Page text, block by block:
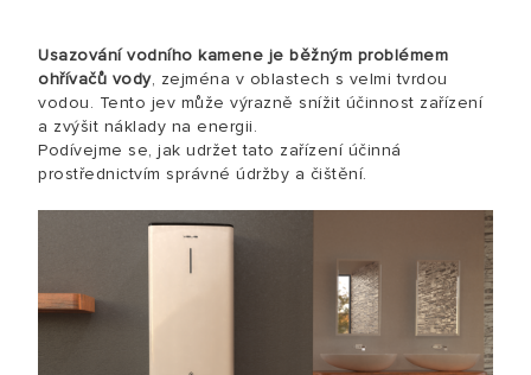
Usazování vodního kamene je běžným problémem
ohřívačů vody, zejména v oblastech s velmi tvrdou
vodou. Tento jev může výrazně snížit účinnost zařízení
a zvýšit náklady na energii.
Podívejme se, jak udržet tato zařízení účinná
prostřednictvím správné údržby a čištění.